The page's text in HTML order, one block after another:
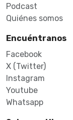
Podcast
Quiénes somos
Encuéntranos
Facebook
X (Twitter)
Instagram
Youtube
Whatsapp